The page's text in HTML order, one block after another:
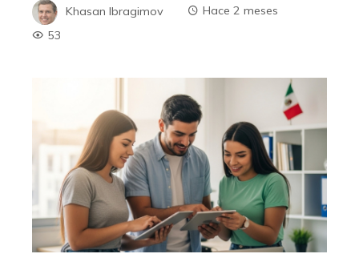
Khasan Ibragimov
Hace 2 meses
53